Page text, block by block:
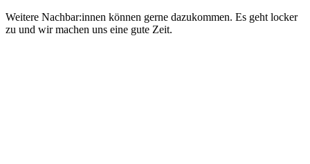
Weitere Nachbar:innen können gerne dazukommen. Es geht locker
zu und wir machen uns eine gute Zeit.